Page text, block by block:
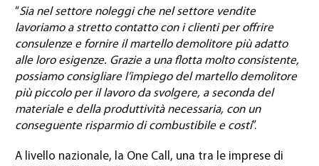
“Sia nel settore noleggi che nel settore vendite
lavoriamo a stretto contatto con i clienti per offrire
consulenze e fornire il martello demolitore più adatto
alle loro esigenze. Grazie a una flotta molto consistente,
possiamo consigliare l’impiego del martello demolitore
più piccolo per il lavoro da svolgere, a seconda del
materiale e della produttività necessaria, con un
conseguente risparmio di combustibile e costi”.
A livello nazionale, la One Call, una tra le imprese di